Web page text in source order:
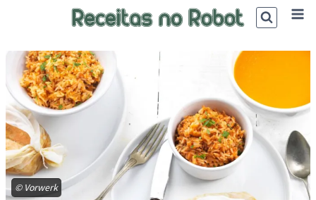
© Vorwerk